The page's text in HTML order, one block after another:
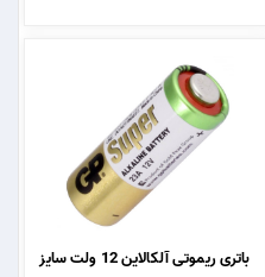
باتری ریموتی آلکالاین 12 ولت سایز